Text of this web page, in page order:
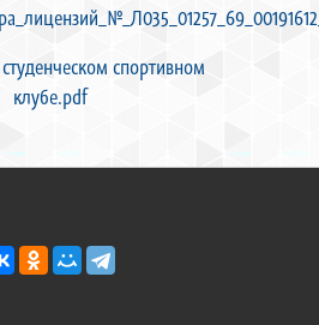
спортивном
клубе.pdf